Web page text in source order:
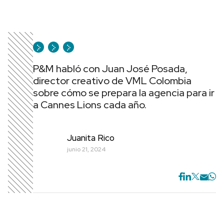
P&M habló con Juan José Posada,
director creativo de VML Colombia
sobre cómo se prepara la agencia para ir
a Cannes Lions cada año.
Juanita Rico
junio 21, 2024